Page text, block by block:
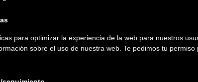
para optimizar la experiencia de la web para nuestros
sobre el uso de nuestra web. Te pedimos tu